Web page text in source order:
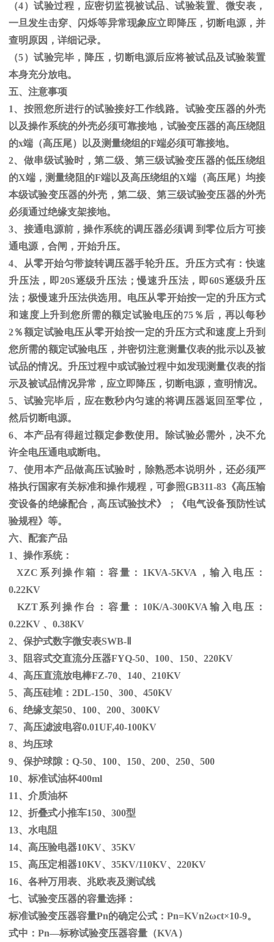
（4）试验过程，应密切监视被试品、试验装置、微安表，
一旦发生击穿、闪烁等异常现象应立即降压，切断电源，并
查明原因，详细记录。
（5）试验完毕，降压，切断电源后应将被试品及试验装置
本身充分放电。
五、注意事项
1、按照您所进行的试验接好工作线路。试验变压器的外壳
以及操作系统的外壳必须可靠接地，试验变压器的高压绕阻
的x端（高压尾）以及测量绕组的F端必须可靠接地。
2、做串级试验时，第二级、第三级试验变压器的低压绕组
的X端，测量绕阻的F端以及高压绕组的X端（高压尾）均接
本级试验变压器的外壳，第二级、第三级试验变压器的外壳
必须通过绝缘支架接地。
3、接通电源前，操作系统的调压器必须调 到零位后方可接
通电源，合闸，开始升压。
4、从零开始匀带旋转调压器手轮升压。升压方式有：快速
升压法，即20S逐级升压法；慢速升压法，即60S逐级升压
法；极慢速升压法供选用。电压从零开始按一定的升压方式
和速度上升到您所需的额定试验电压的75 ％后，再以每秒
2％额定试验电压从零开始按一定的升压方式和速度上升到
您所需的额定试验电压，并密切注意测量仪表的批示以及被
试品的情况。升压过程中或试验过程中如发现测量仪表的指
示及被试品情况异常，应立即降压，切断电源，查明情况。
5、试验完毕后，应在数秒内匀速的将调压器返回至零位，
然后切断电源。
6、本产品有得超过额定参数使用。除试验必需外，决不允
许全电压通电或断电。
7、使用本产品做高压试验时，除熟悉本说明外，还必须严
格执行国家有关标准和操作规程，可参照GB311-83《高压输
变设备的绝缘配合，高压试验技术》；《电气设备预防性试
验规程》等。
六、配套产品
1、操作系统：
XZC系列操作箱：容量： 1KVA-5KVA ，输入电压：
0.22KV
KZT系列操作台：容量： 10K/A-300KVA 输入电压：
0.22KV 、 0.38KV
2、保护式数字微安表SWB-
3、阻容式交直流分压器FYQ-50、 100、 150、 220KV
4、高压直流放电棒FZ-70、 140、 210KV
5、高压硅堆： 2DL-150、 300、 450KV
6、绝缘支架50、 100、 200、 300KV
7、高压滤波电容0.01UF,40-100KV
8、均压球
9、保护球隙： Q-50、 100、 150、 200、 250、 500
10、标准试油杯400ml
11、介质油杯
12、折叠式小推车150、 300型
13、水电阻
14、高压验电器10KV、 35KV
15、高压定相器10KV、 35KV/110KV、 220KV
16、各种万用表、兆欧表及测试线
七、试验变压器的容量选择：
标准试验变压器容量Pn的确定公式： Pn=KVn2ωct×10-9。
式中： Pn—标称试验变压器容量（KVA）